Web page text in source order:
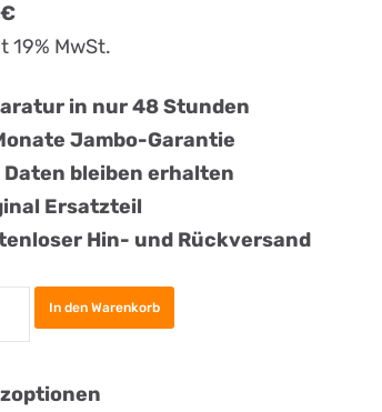
€
19% MwSt.
in nur 48 Stunden
Jambo-Garantie
Daten bleiben erhalten
Ersatzteil
Hin- und Rückversand
In den Warenkorb